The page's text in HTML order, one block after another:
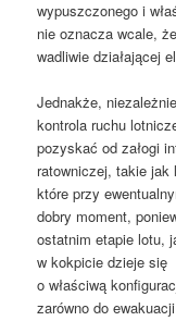
wypuszczonego i
nie oznacza wcale,
wadliwie działającej
Jednakże,
kontrola ruchu
pozyskać od załogi
ratowniczej, takie jak
które przy
dobry moment,
ostatnim etapie lotu,
w kokpicie dzieje się
o właściwą
zarówno do